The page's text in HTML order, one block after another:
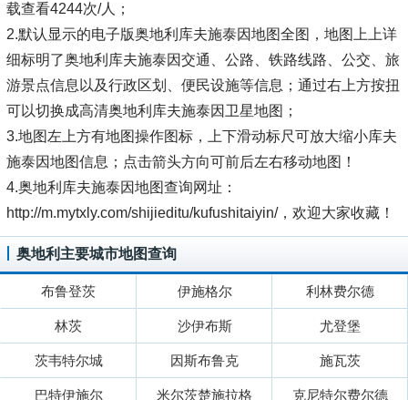
载查看4244次/人；
2.默认显示的电子版奥地利库夫施泰因地图全图，地图上上详
细标明了奥地利库夫施泰因交通、公路、铁路线路、公交、旅
游景点信息以及行政区划、便民设施等信息；通过右上方按扭
可以切换成高清奥地利库夫施泰因卫星地图；
3.地图左上方有地图操作图标，上下滑动标尺可放大缩小库夫
施泰因地图信息；点击箭头方向可前后左右移动地图！
4.奥地利库夫施泰因地图查询网址：
http://m.mytxly.com/shijieditu/kufushitaiyin/，欢迎大家收藏！
奥地利主要城市地图查询
布鲁登茨 伊施格尔 利林费尔德
林茨 沙伊布斯 尤登堡
茨韦特尔城 因斯布鲁克 施瓦茨
巴特伊施尔 米尔茨楚施拉格 克尼特尔费尔德